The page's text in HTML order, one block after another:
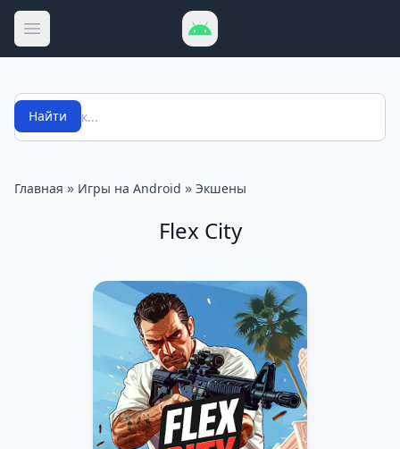
Открыть меню
Поиск
Найти
Главная » Игры на Android » Экшены
Flex City